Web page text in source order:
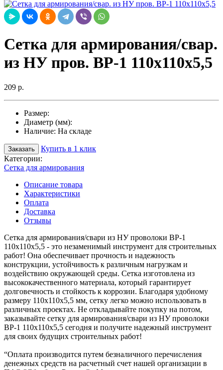
Сетка для армирования/свар.
из НУ пров. ВР-1 110х110х5,5
209 р.
Размер:
Диаметр (мм):
Наличие: На складе
Заказать
Купить в 1 клик
Категории:
Сетка для армирования
Описание товара
Характеристики
Оплата
Доставка
Отзывы
Сетка для армирования/свари из НУ проволоки ВР-1
110х110х5,5 - это незаменимый инструмент для строительных
работ! Она обеспечивает прочность и надежность
конструкции, устойчивость к различным нагрузкам и
воздействию окружающей среды. Сетка изготовлена из
высококачественного материала, который гарантирует
долговечность и стойкость к коррозии. Благодаря удобному
размеру 110х110х5,5 мм, сетку легко можно использовать в
различных проектах. Не откладывайте покупку на потом,
заказывайте сетку для армирования/свари из НУ проволоки
ВР-1 110х110х5,5 сегодня и получите надежный инструмент
для своих будущих строительных работ!
“Оплата производится путем безналичного перечисления
денежных средств на расчетный счет нашей организации в